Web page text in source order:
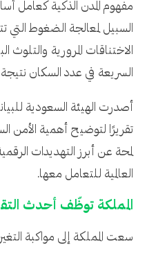
مفهوم المدن الذكية كعامل
السبيل لمعالجة الضغوط التي
الاختناقات المرورية والتلوث
السريعة في عدد السكان
أصدرت الهيئة السعودية
تقريرًا لتوضيح أهمية الأمن
لمحة عن أبرز التهديدات
العالمية للتعامل معها.
المملكة توظّف أحدث
سعت المملكة إلى مواكبة